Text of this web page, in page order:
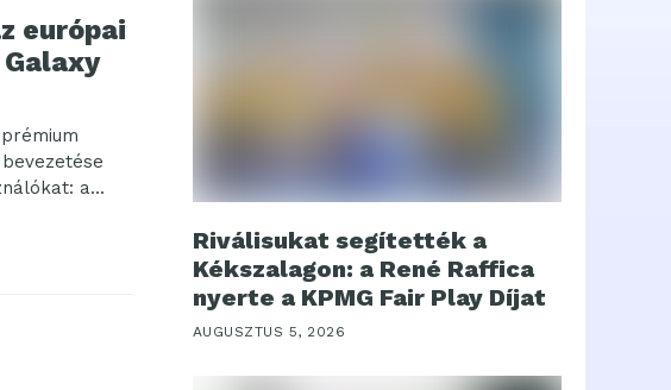
európai
a...
Riválisukat segítették a
Kékszalagon: a René Raffica
nyerte a KPMG Fair Play Díjat
AUGUSZTUS 5, 2026